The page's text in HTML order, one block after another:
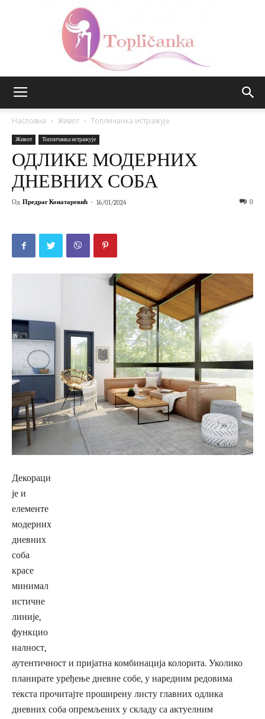
Насловна Живот Топличанка истражује
Живот Топличанка истражује
ОДЛИКЕ МОДЕРНИХ
ДНЕВНИХ СОБА
Од Предраг Конатаревић - 16/01/2024 0
Декораци
је и
елементе
модерних
дневних
соба
красе
минимал
истичне
линије,
функцио
налност,
аутентичност и пријатна комбинација колорита. Уколико
планирате уређење дневне собе, у наредним редовима
текста прочитајте проширену листу главних одлика
дневних соба опремљених у складу са актуелним